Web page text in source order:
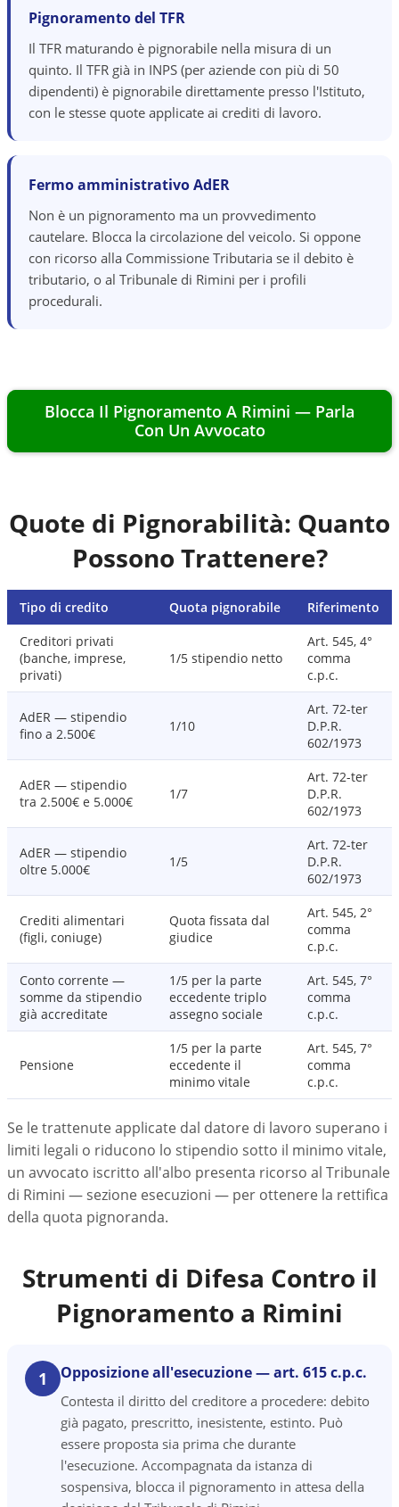
Pignoramento del TFR
Il TFR maturando è pignorabile nella misura di un
quinto. Il TFR già in INPS (per aziende con più di 50
dipendenti) è pignorabile direttamente presso l'Istituto,
con le stesse quote applicate ai crediti di lavoro.
Fermo amministrativo AdER
Non è un pignoramento ma un provvedimento
cautelare. Blocca la circolazione del veicolo. Si oppone
con ricorso alla Commissione Tributaria se il debito è
tributario, o al Tribunale di Rimini per i profili
procedurali.
Blocca Il Pignoramento A Rimini — Parla
Con Un Avvocato
Quote di Pignorabilità: Quanto
Possono Trattenere?
Tipo di credito Quota pignorabile
Riferimento
Creditori privati
(banche, imprese,
privati)
1/5 stipendio netto
Art. 545, 4°
comma
c.p.c.
AdER — stipendio
fino a 2.500€
1/10
Art. 72-ter
D.P.R.
602/1973
AdER — stipendio
tra 2.500€ e 5.000€
1/7
Art. 72-ter
D.P.R.
602/1973
AdER — stipendio
oltre 5.000€
1/5
Art. 72-ter
D.P.R.
602/1973
Crediti alimentari
(figli, coniuge)
Quota fissata dal
giudice
Art. 545, 2°
comma
c.p.c.
Conto corrente —
somme da stipendio
già accreditate
1/5 per la parte
eccedente triplo
assegno sociale
Art. 545, 7°
comma
c.p.c.
Pensione
1/5 per la parte
eccedente il
minimo vitale
Art. 545, 7°
comma
c.p.c.
Se le trattenute applicate dal datore di lavoro superano i
limiti legali o riducono lo stipendio sotto il minimo vitale,
un avvocato iscritto all'albo presenta ricorso al Tribunale
di Rimini — sezione esecuzioni — per ottenere la rettifica
della quota pignoranda.
Strumenti di Difesa Contro il
Pignoramento a Rimini
1 Opposizione all'esecuzione — art. 615 c.p.c.
Contesta il diritto del creditore a procedere: debito
già pagato, prescritto, inesistente, estinto. Può
essere proposta sia prima che durante
l'esecuzione. Accompagnata da istanza di
sospensiva, blocca il pignoramento in attesa della